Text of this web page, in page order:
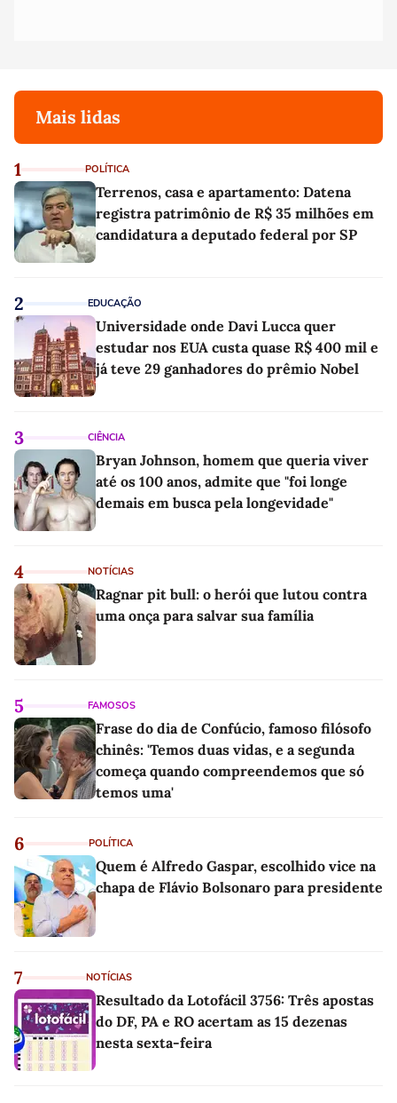
Mais lidas
1 POLÍTICA
Terrenos, casa e apartamento: Datena
registra patrimônio de R$ 35 milhões em
candidatura a deputado federal por SP
2 EDUCAÇÃO
Universidade onde Davi Lucca quer
estudar nos EUA custa quase R$ 400 mil e
já teve 29 ganhadores do prêmio Nobel
3 CIÊNCIA
Bryan Johnson, homem que queria viver
até os 100 anos, admite que "foi longe
demais em busca pela longevidade"
4 NOTÍCIAS
Ragnar pit bull: o herói que lutou contra
uma onça para salvar sua família
5 FAMOSOS
Frase do dia de Confúcio, famoso filósofo
chinês: 'Temos duas vidas, e a segunda
começa quando compreendemos que só
temos uma'
6 POLÍTICA
Quem é Alfredo Gaspar, escolhido vice na
chapa de Flávio Bolsonaro para presidente
7 NOTÍCIAS
Resultado da Lotofácil 3756: Três apostas
do DF, PA e RO acertam as 15 dezenas
nesta sexta-feira